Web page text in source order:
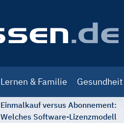
Lernen & Familie Gesundheit
Einmalkauf versus Abonnement:
Welches Software-Lizenzmodell